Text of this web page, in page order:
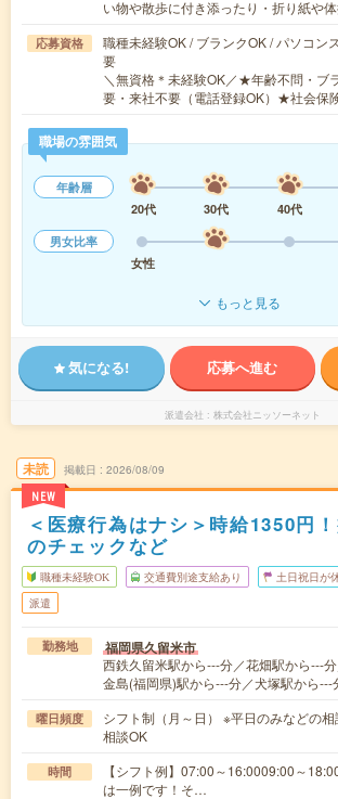
い物や散歩に付き添ったり・折り紙や
応募資格
職種未経験OK / ブランクOK / パソコン
要
＼無資格＊未経験OK／★年齢不問・ブ
要・来社不要（電話登録OK）★社会保
職場の雰囲気
年齢層
20代
30代 40代
男女比率
女性
もっと見る
気になる! 応募へ進む
派遣会社 株式会社ニッソーネット
未読
NEW
掲載日 2026/08/09
＜医療行為はナシ＞時給1350円
のチェックなど
職種未経験OK 交通費別途支給あり 土日祝日が
派遣
勤務地 福岡県久留米市
西鉄久留米駅から---分／花畑駅から---
金島(福岡県)駅から---分／犬塚駅から---
曜日頻度
シフト制（月～日） ※平日のみなどの
相談OK
時間
【シフト例】07:00～16:0009:00～
は一例です！そ…